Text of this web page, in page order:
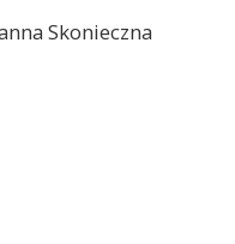
Skonieczna